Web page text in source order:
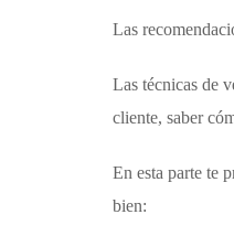
Las
Las técnicas de
cliente, saber
En esta parte te
bien: